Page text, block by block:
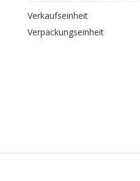
Verkaufseinheit
Verpackungseinheit